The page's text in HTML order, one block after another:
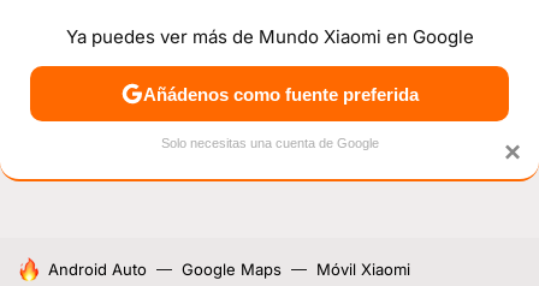
NOTICIAS MÓVILES TUTORIALES OFERTAS
HOY SE HABLA DE
Android Auto Google Maps Móvil Xiaomi
×
Ya puedes ver más de Mundo Xiaomi en Google
Añádenos como fuente preferida
Solo necesitas una cuenta de Google